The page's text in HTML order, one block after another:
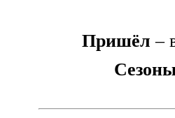
Пришёл –